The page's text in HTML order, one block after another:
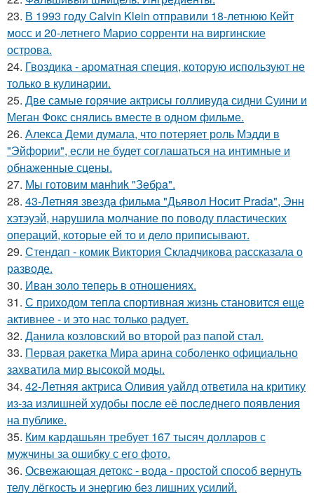
23. В 1993 году Calvin Klein отправили 18-летнюю Кейт
мосс и 20-летнего Марио сорренти на виргинские
острова.
24. Гвоздика - ароматная специя, которую используют не
только в кулинарии.
25. Две самые горячие актрисы голливуда сидни Суини и
Меган Фокс снялись вместе в одном фильме.
26. Алекса Деми думала, что потеряет роль Мэдди в
"Эйфории", если не будет соглашаться на интимные и
обнаженные сцены.
27. Мы готовим мaнhиk "Зeбpa".
28. 43-Летняя звезда фильма "Дьявол Носит Prada", Энн
хэтэуэй, нарушила молчание по поводу пластических
операций, которые ей то и дело приписывают.
29. Стендап - комик Виктория Складчикова рассказала о
разводе.
30. Иван золо теперь в отношениях.
31. С приходом тепла спортивная жизнь становится еще
активнее - и это нас только радует.
32. Данила козловский во второй раз папой стал.
33. Первая ракетка Мира арина соболенко официально
захватила мир высокой моды.
34. 42-Летняя актриса Оливия уайлд ответила на критику
из-за излишней худобы после её последнего появления
на публике.
35. Ким кардашьян требует 167 тысяч долларов с
мужчины за ошибку с его фото.
36. Освежающая детокс - вода - простой способ вернуть
телу лёгкость и энергию без лишних усилий.